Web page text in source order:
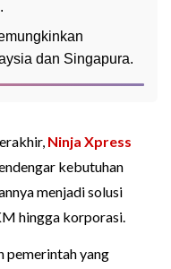
dan Singapura.
Ninja Xpress
kebutuhan
menjadi solusi
hingga korporasi.
pemerintah yang